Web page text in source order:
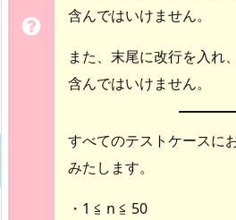
含んではいけません。
また、末尾に改行を入れ
含んではいけません。
すべてのテストケースに
みたします。
・1 ≦ n ≦ 50